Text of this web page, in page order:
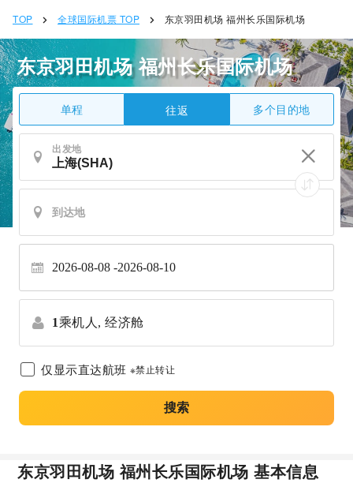
TOP 全球国际机票 TOP 东京羽田机场 福州长乐国际机场
东京羽田机场 福州长乐国际机场
单程 往返 多个目的地
出发地
2026-08-08 2026-08-10
1乘机人, 经济舱
仅显示直达航班 ※禁止转让
搜索
东京羽田机场 福州长乐国际机场 基本信息